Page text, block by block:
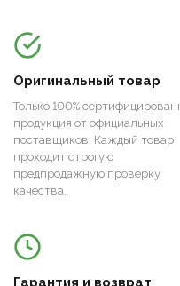
Оригинальный товар
Только 100%
продукция от официальных
поставщиков. Каждый товар
проходит строгую
предпродажную проверку
качества.
Гарантия и возврат